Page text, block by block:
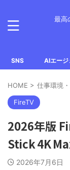
最高
SNS AIエージ
HOME > 仕事環境
FireTV
2026年版
Stick 4K
2026年7月6日